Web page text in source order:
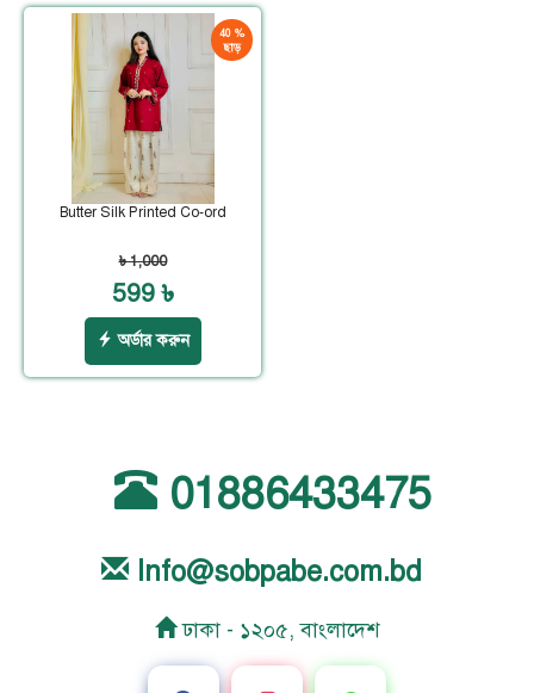
40 %
ছাড়
Butter Silk Printed Co-ord
৳ 1,000
599 ৳
অর্ডার করুন
01886433475
Info@sobpabe.com.bd
ঢাকা - ১২০৫, বাংলাদেশ